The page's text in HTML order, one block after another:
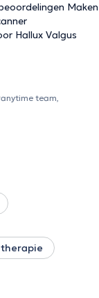
Maken
Hallux Valgus
team,